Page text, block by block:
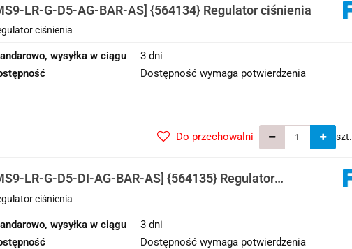
LR-G-D5-AG-BAR-AS] {564134} Regulator ciśnienia
ciśnienia
wysyłka w ciągu
3 dni
Dostępność wymaga potwierdzenia
szt.
Do przechowalni
LR-G-D5-DI-AG-BAR-AS] {564135} Regulator
ciśnienia
wysyłka w ciągu
3 dni
Dostępność wymaga potwierdzenia